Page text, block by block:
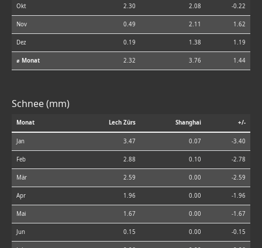
Okt 2.30 2.08 -0.22
Nov 0.49 2.11 1.62
Dez 0.19 1.38 1.19
⌀ Monat 2.32 3.76 1.44
Schnee (mm)
Monat Lech Zürs Shanghai +/-
Jan 3.47 0.07 -3.40
Feb 2.88 0.10 -2.78
Mär 2.59 0.00 -2.59
Apr 1.96 0.00 -1.96
Mai 1.67 0.00 -1.67
Jun 0.15 0.00 -0.15